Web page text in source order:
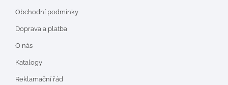
Obchodní podmínky
Doprava a platba
O nás
Katalogy
Reklamační řád